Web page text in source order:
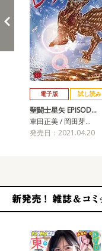
電子版 試し読み
聖闘士星矢 EPISOD…
車田正美 / 岡田芽…
発売日：2021.04.20